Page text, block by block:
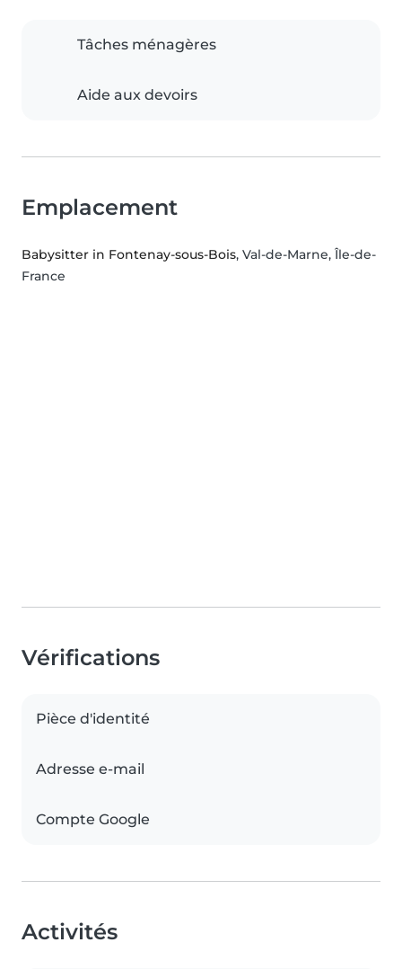
Tâches ménagères
Aide aux devoirs
Emplacement
Babysitter in Fontenay-sous-Bois, Val-de-Marne, Île-de-
France
Vérifications
Pièce d'identité
Adresse e-mail
Compte Google
Activités